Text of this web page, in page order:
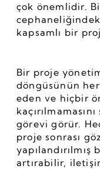
çok önemlidir.
kapsamlı bir
Bir proje
döngüsünün
eden ve hiçbir
görevi görür.
proje sonrası
artırabilir,